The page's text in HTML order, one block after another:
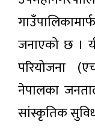
विदेशी
मुद्राको
विनिमय
दर
अगाडी
सगरमाथासम्मको
जोखिमपूर्ण र
रोमाञ्चक
वृत्तचित्र ‘रोड टु
एभरेस्ट’ को
टिजर
सार्वजनिक
चार
जनाएको छ ।
परियोजना
नेपालका
सांस्कृतिक